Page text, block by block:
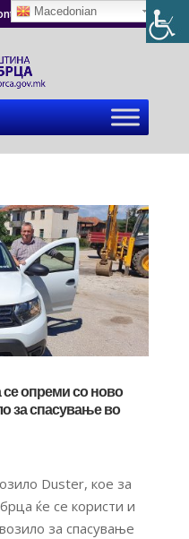
се опреми со ново
за спасување во
Duster, кое за
ќе се користи и
за спасување
Macedonian